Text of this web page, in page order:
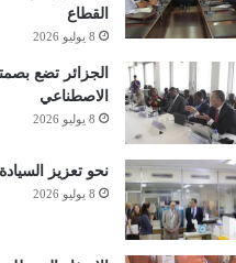
القطاع
8 يوليو 2026
الجزائر تضع
الاصطناعي
8 يوليو 2026
نحو تعزيز
8 يوليو 2026